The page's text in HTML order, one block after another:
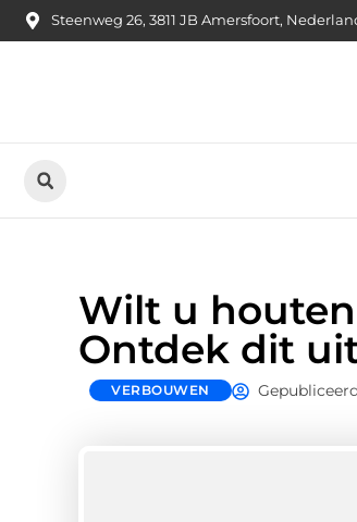
Steenweg 26, 3811 JB Amersfoort,
Wilt u
Ontdek dit
VERBOUWEN